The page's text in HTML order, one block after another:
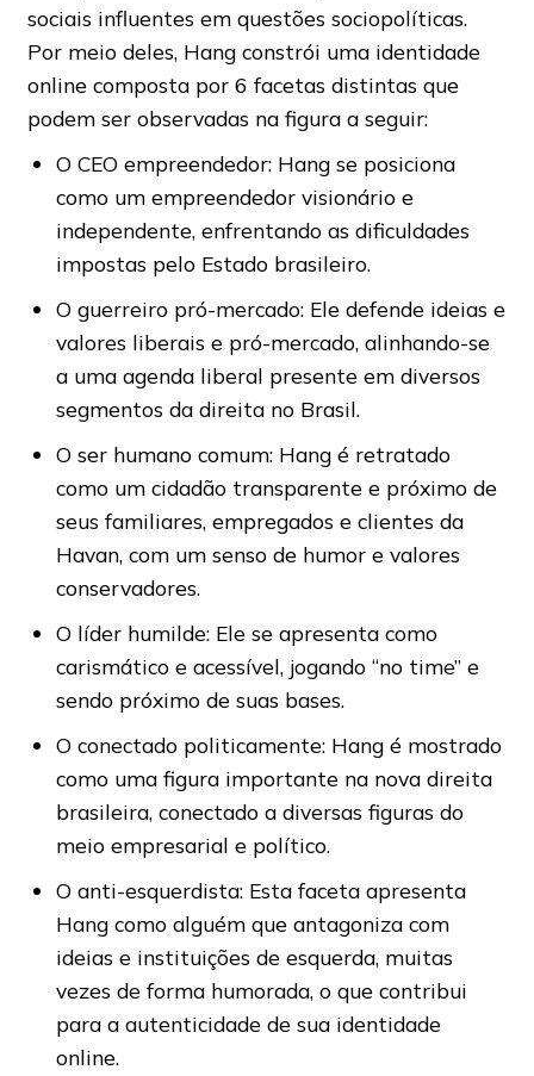
sociais influentes em questões sociopolíticas.
Por meio deles, Hang constrói uma identidade
online composta por 6 facetas distintas que
podem ser observadas na figura a seguir:
O CEO empreendedor: Hang se posiciona
como um empreendedor visionário e
independente, enfrentando as dificuldades
impostas pelo Estado brasileiro.
O guerreiro pró-mercado: Ele defende ideias e
valores liberais e pró-mercado, alinhando-se
a uma agenda liberal presente em diversos
segmentos da direita no Brasil.
O ser humano comum: Hang é retratado
como um cidadão transparente e próximo de
seus familiares, empregados e clientes da
Havan, com um senso de humor e valores
conservadores.
O líder humilde: Ele se apresenta como
carismático e acessível, jogando “no time” e
sendo próximo de suas bases.
O conectado politicamente: Hang é mostrado
como uma figura importante na nova direita
brasileira, conectado a diversas figuras do
meio empresarial e político.
O anti-esquerdista: Esta faceta apresenta
Hang como alguém que antagoniza com
ideias e instituições de esquerda, muitas
vezes de forma humorada, o que contribui
para a autenticidade de sua identidade
online.